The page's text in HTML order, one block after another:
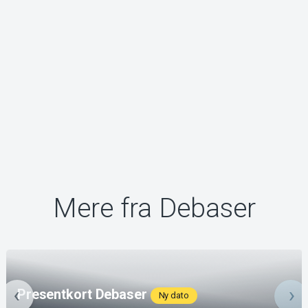
Mere fra Debaser
Presentkort Debaser Ny dato